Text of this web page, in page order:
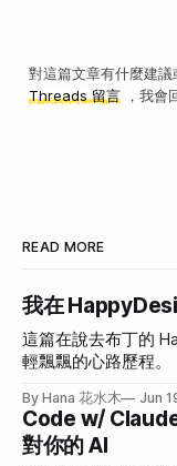
對這篇文章有什麼建
Threads 留言，我會
READ MORE
我在
這篇在說去布丁的
輕飄飄的心路歷程。
By Hana 花水木 Jun
Code w/
對你的 AI